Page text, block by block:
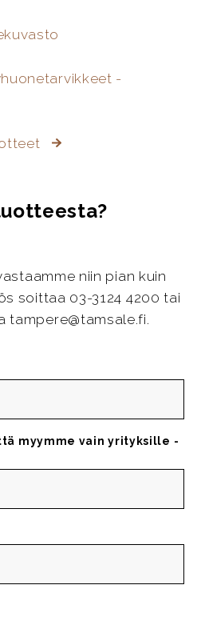
-
niin pian kuin
soittaa 03-3124 4200 tai
tampere@tamsale.fi.
myymme vain yrityksille -